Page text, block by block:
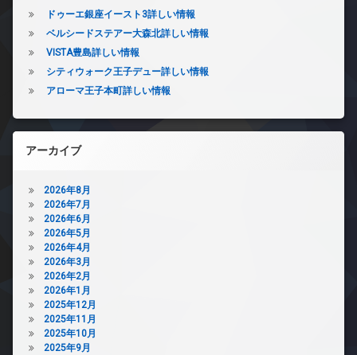
ドゥーエ銀座イースト3詳しい情報
ベルシードステアー大森北詳しい情報
VISTA豊島詳しい情報
シティウォーク王子デュー詳しい情報
アローマ王子本町詳しい情報
アーカイブ
2026年8月
2026年7月
2026年6月
2026年5月
2026年4月
2026年3月
2026年2月
2026年1月
2025年12月
2025年11月
2025年10月
2025年9月